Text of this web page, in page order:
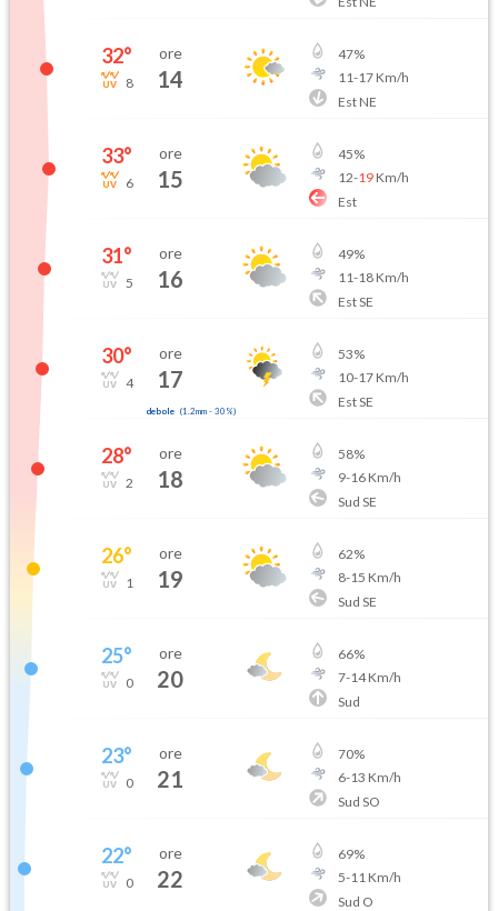
32°
8
ore
14
47%
11-17Km/h
Est NE
33°
6
ore
15
45%
12-19Km/h
Est
31°
5
ore
16
49%
11-18Km/h
Est SE
30°
4
ore
17
debole (1.2mm- 30 %)
53%
10-17Km/h
Est SE
28°
2
ore
18
58%
9-16Km/h
Sud SE
26°
1
ore
19
62%
8-15 Km/h
Sud SE
25°
0
ore
20
66%
7-14Km/h
Sud
23°
0
ore
21
70%
6-13 Km/h
Sud SO
22°
0
ore
22
69%
5-11Km/h
Sud O